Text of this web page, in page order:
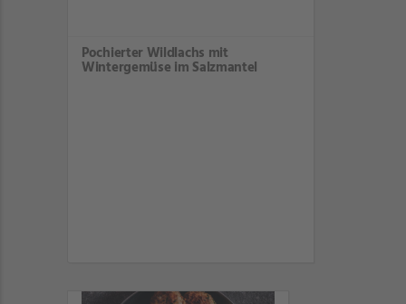
Pochierter Wildlachs mit
Wintergemüse im Salzmantel